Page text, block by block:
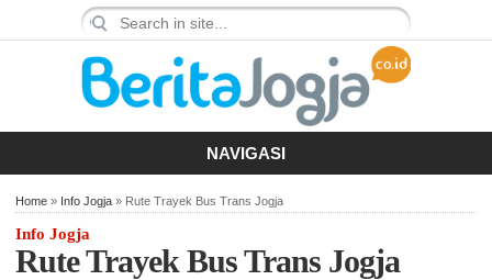
NAVIGASI
Home » Info Jogja » Rute Trayek Bus Trans Jogja
Info Jogja
Rute Trayek Bus Trans Jogja